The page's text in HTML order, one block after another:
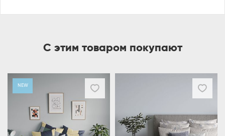
С этим товаром покупают
NEW